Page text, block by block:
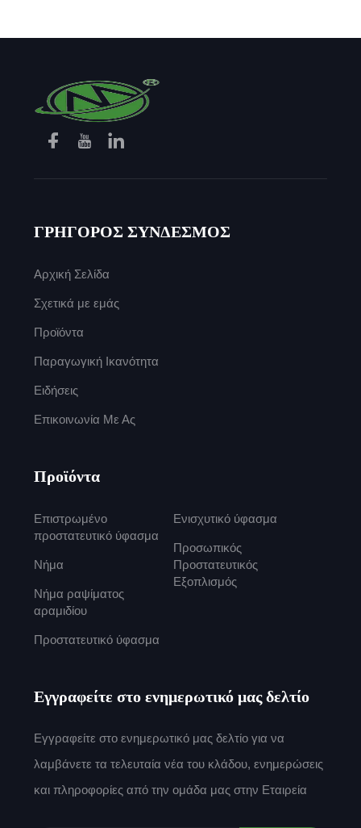
ΓΡΗΓΟΡΟΣ ΣΥΝΔΕΣΜΟΣ
Αρχική Σελίδα
Σχετικά με εμάς
Προϊόντα
Παραγωγική Ικανότητα
Ειδήσεις
Επικοινωνία Με Ας
Προϊόντα
Επιστρωμένο
προστατευτικό ύφασμα
Νήμα
Νήμα ραψίματος
αραμιδίου
Προστατευτικό ύφασμα
Ενισχυτικό ύφασμα
Προσωπικός
Προστατευτικός
Εξοπλισμός
Εγγραφείτε στο ενημερωτικό μας δελτίο
Εγγραφείτε στο ενημερωτικό μας δελτίο για να
λαμβάνετε τα τελευταία νέα του κλάδου, ενημερώσεις
και πληροφορίες από την ομάδα μας στην Εταιρεία